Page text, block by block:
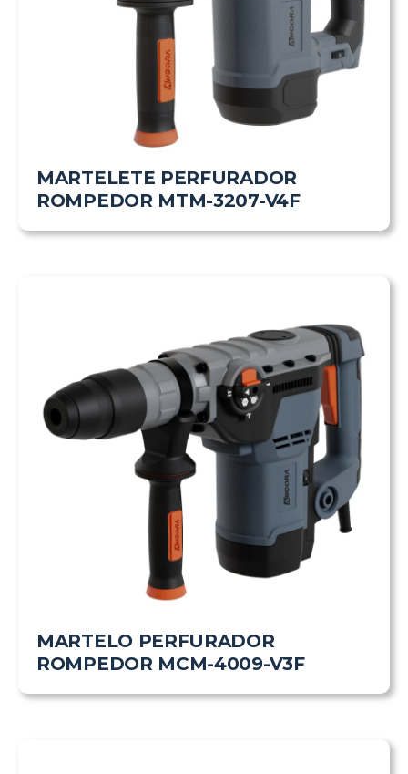
MARTELETE PERFURADOR
ROMPEDOR MTM-3207-V4F
MARTELO PERFURADOR
ROMPEDOR MCM-4009-V3F